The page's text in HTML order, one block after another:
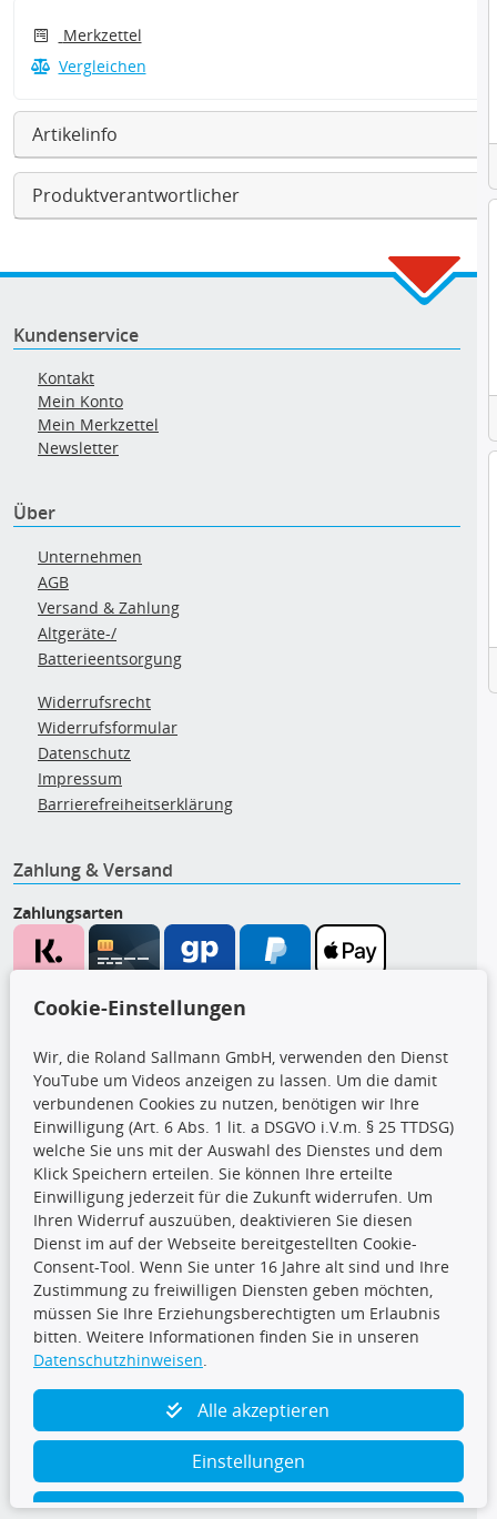
Merkzettel
Vergleichen
Artikelinfo
Produktverantwortlicher
Kundenservice
Kontakt
Mein Konto
Mein Merkzettel
Newsletter
Über
Unternehmen
AGB
Versand & Zahlung
Altgeräte-/
Batterieentsorgung
Widerrufsrecht
Widerrufsformular
Datenschutz
Impressum
Barrierefreiheitserklärung
Zahlung & Versand
Zahlungsarten
CARAT Gruppe
Folge uns
TecDoc Inside
Cookie-Einstellungen
Wir, die Roland Sallmann GmbH, verwenden den Dienst
YouTube um Videos anzeigen zu lassen. Um die damit
verbundenen Cookies zu nutzen, benötigen wir Ihre
Einwilligung (Art. 6 Abs. 1 lit. a DSGVO i.V.m. § 25 TTDSG)
welche Sie uns mit der Auswahl des Dienstes und dem
Klick Speichern erteilen. Sie können Ihre erteilte
Einwilligung jederzeit für die Zukunft widerrufen. Um
Ihren Widerruf auszuüben, deaktivieren Sie diesen
Dienst im auf der Webseite bereitgestellten Cookie-
Consent-Tool. Wenn Sie unter 16 Jahre alt sind und Ihre
Zustimmung zu freiwilligen Diensten geben möchten,
müssen Sie Ihre Erziehungsberechtigten um Erlaubnis
bitten. Weitere Informationen finden Sie in unseren
Datenschutzhinweisen.
Alle akzeptieren
Einstellungen
Ablehnen